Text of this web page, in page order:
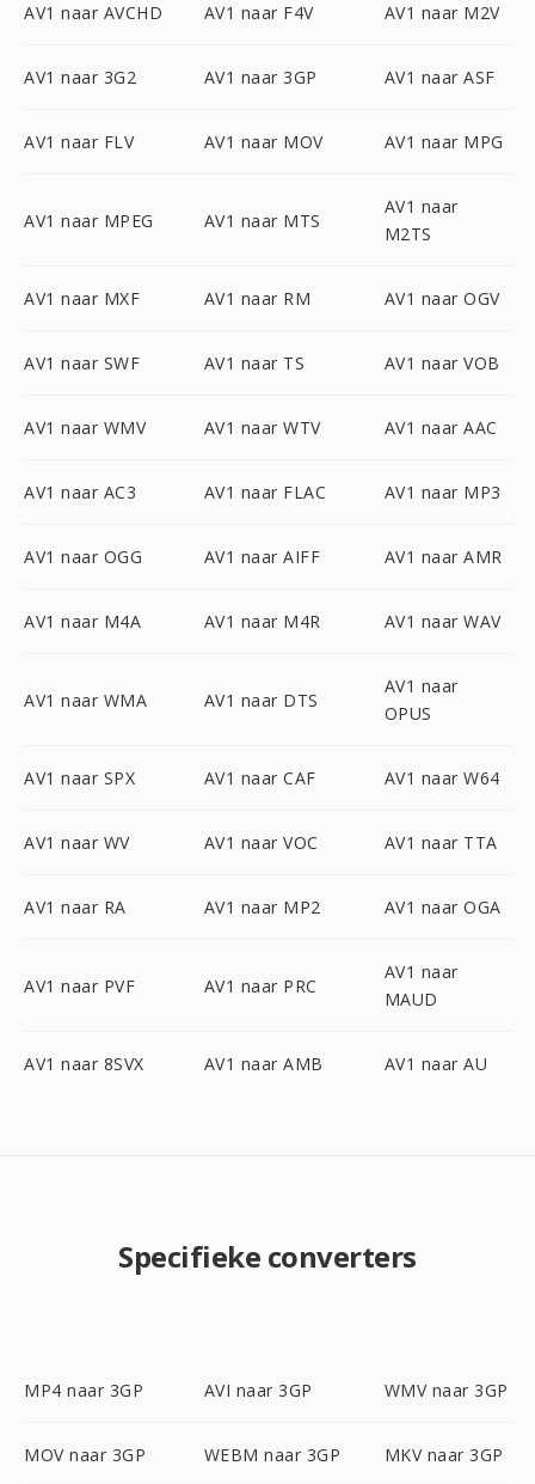
AV1 naar AVCHD AV1 naar F4V AV1 naar M2V
AV1 naar 3G2 AV1 naar 3GP AV1 naar ASF
AV1 naar FLV AV1 naar MOV AV1 naar MPG
AV1 naar MPEG AV1 naar MTS
AV1 naar
M2TS
AV1 naar MXF AV1 naar RM AV1 naar OGV
AV1 naar SWF AV1 naar TS AV1 naar VOB
AV1 naar WMV AV1 naar WTV AV1 naar AAC
AV1 naar AC3 AV1 naar FLAC AV1 naar MP3
AV1 naar OGG AV1 naar AIFF AV1 naar AMR
AV1 naar M4A AV1 naar M4R AV1 naar WAV
AV1 naar WMA AV1 naar DTS
AV1 naar
OPUS
AV1 naar SPX AV1 naar CAF AV1 naar W64
AV1 naar WV AV1 naar VOC AV1 naar TTA
AV1 naar RA AV1 naar MP2 AV1 naar OGA
AV1 naar PVF AV1 naar PRC
AV1 naar
MAUD
AV1 naar 8SVX AV1 naar AMB AV1 naar AU
Specifieke converters
MP4 naar 3GP AVI naar 3GP WMV naar 3GP
MOV naar 3GP WEBM naar 3GP MKV naar 3GP